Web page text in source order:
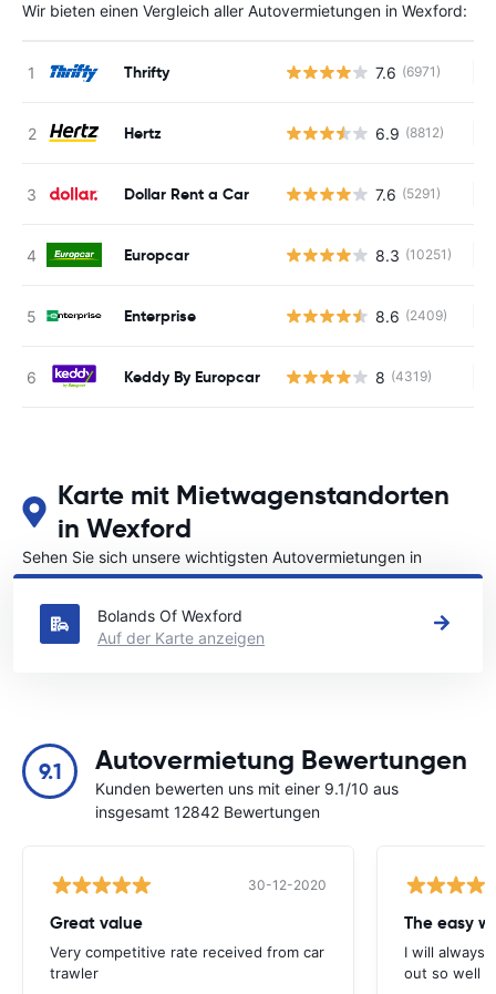
Wir bieten einen Vergleich aller Autovermietungen in Wexford:
Thrifty 7.6 (6971)
Hertz 6.9 (8812)
Dollar Rent a Car 7.6 (5291)
Europcar 8.3 (10251)
Enterprise 8.6 (2409)
Keddy By Europcar 8 (4319)
Karte mit Mietwagenstandorten
in Wexford
Sehen Sie sich unsere wichtigsten Autovermietungen in
Wexford an
Bolands Of Wexford
Auf der Karte anzeigen
9.1 Autovermietung Bewertungen
Kunden bewerten uns mit einer 9.1/10 aus
insgesamt 12842 Bewertungen
30-12-2020
Great value
Very competitive rate received from car
trawler
I will always
out so well